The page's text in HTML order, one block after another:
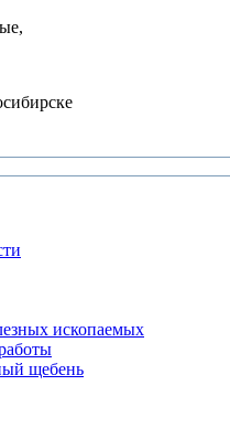
ископаемых
щебень